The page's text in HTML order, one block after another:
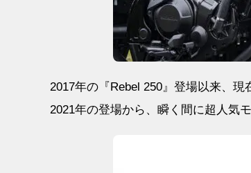
2017年の『Rebel 250』登場以来、現
2021年の登場から、瞬く間に超人気